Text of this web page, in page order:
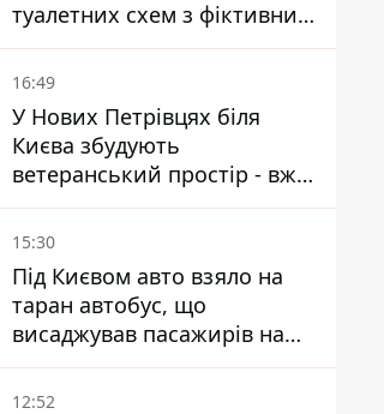
туалетних схем з фіктивним
будинком
16:49
У Нових Петрівцях біля
Києва збудують
ветеранський простір - вже
знайшли проєктанта
15:30
Під Києвом авто взяло на
таран автобус, що
висаджував пасажирів на
зупинці - пасажирка в
лікарні
12:52